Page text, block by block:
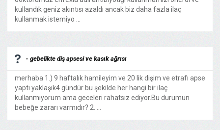
kullandık geniz akıntısı azaldı ancak biz daha fazla ilaç
kullanmak istemiyo ...
- gebelikte diş apsesi ve kasık ağrısı
merhaba 1.) 9 haftalık hamileyim ve 20 lik dişim ve etrafı apse
yaptı yaklaşık4 gündür bu şekilde her hangi bir ilaç
kullanmıyorum ama geceleri rahatsız ediyor.Bu durumun
bebeğe zararı varmıdır? 2. ...